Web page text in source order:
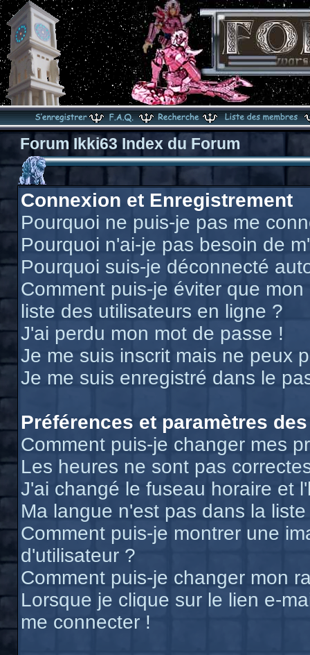
Forum Ikki63 Index du Forum
Connexion et Enregistrement
Pourquoi ne puis-je pas me
Pourquoi n'ai-je pas besoin de
Pourquoi suis-je déconnecté
Comment puis-je éviter que
liste des utilisateurs en ligne ?
J'ai perdu mon mot de passe !
Je me suis inscrit mais ne peux
Je me suis enregistré dans le
Préférences et paramètres
Comment puis-je changer mes
Les heures ne sont pas
J'ai changé le fuseau horaire et
Ma langue n'est pas dans la liste
Comment puis-je montrer une
d'utilisateur ?
Comment puis-je changer mon
Lorsque je clique sur le lien e-
me connecter !